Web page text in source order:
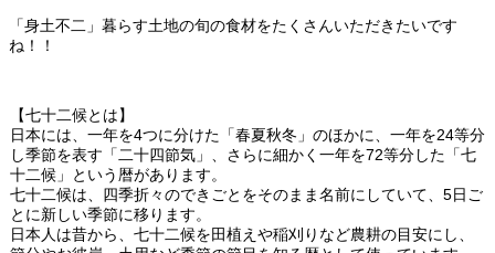
「身土不二」暮らす土地の旬の食材をたくさんいただきたいです
ね！！
【七十二候とは】
日本には、一年を4つに分けた「春夏秋冬」のほかに、一年を24等分
し季節を表す「二十四節気」、さらに細かく一年を72等分した「七
十二候」という暦があります。
七十二候は、四季折々のできごとをそのまま名前にしていて、5日ご
とに新しい季節に移ります。
日本人は昔から、七十二候を田植えや稲刈りなど農耕の目安にし、